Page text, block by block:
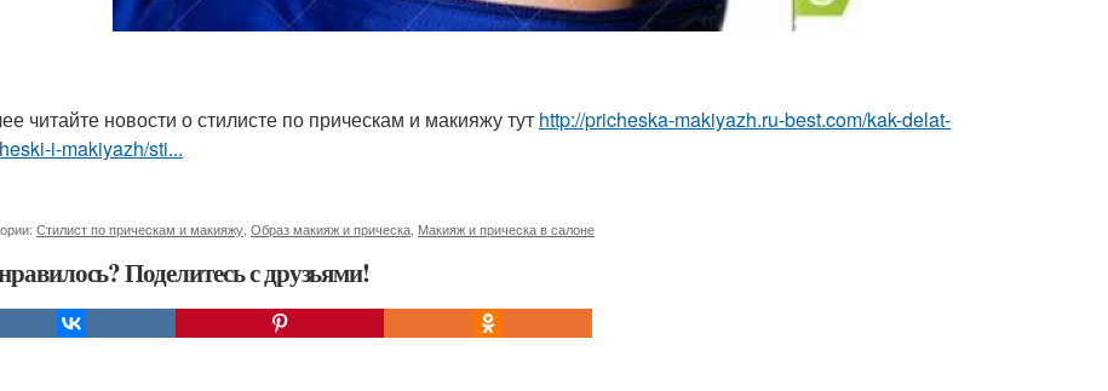
читайте новости о стилисте по прическам и макияжу тут http://pricheska-makiyazh.ru-best.com/kak-delat-
i-makiyazh/sti...
Стилист по прическам и макияжу Образ макияж и прическа Макияж и прическа в салоне
Поделитесь с друзьями!